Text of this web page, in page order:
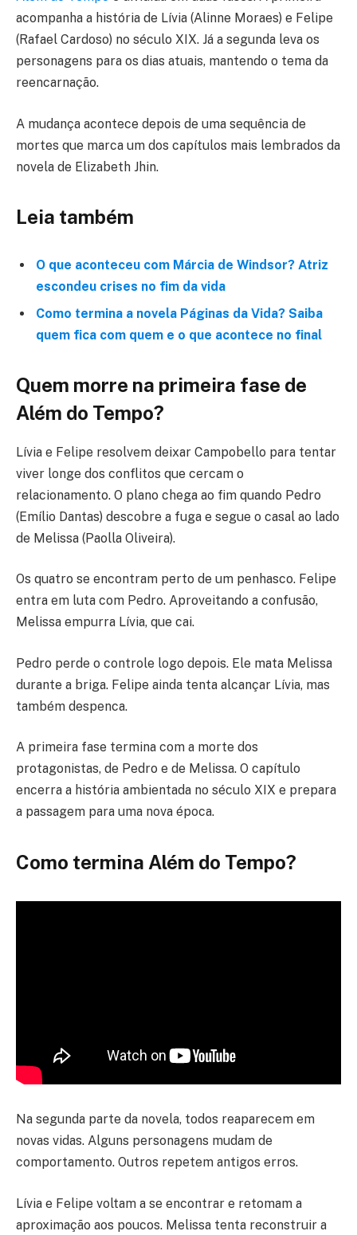
acompanha a história de Lívia (Alinne Moraes) e Felipe
(Rafael Cardoso) no século XIX. Já a segunda leva os
personagens para os dias atuais, mantendo o tema da
reencarnação.
A mudança acontece depois de uma sequência de
mortes que marca um dos capítulos mais lembrados da
novela de Elizabeth Jhin.
Leia também
O que aconteceu com Márcia de Windsor? Atriz
escondeu crises no fim da vida
Como termina a novela Páginas da Vida? Saiba
quem fica com quem e o que acontece no final
Quem morre na primeira fase de
Além do Tempo?
Lívia e Felipe resolvem deixar Campobello para tentar
viver longe dos conflitos que cercam o
relacionamento. O plano chega ao fim quando Pedro
(Emílio Dantas) descobre a fuga e segue o casal ao lado
de Melissa (Paolla Oliveira).
Os quatro se encontram perto de um penhasco. Felipe
entra em luta com Pedro. Aproveitando a confusão,
Melissa empurra Lívia, que cai.
Pedro perde o controle logo depois. Ele mata Melissa
durante a briga. Felipe ainda tenta alcançar Lívia, mas
também despenca.
A primeira fase termina com a morte dos
protagonistas, de Pedro e de Melissa. O capítulo
encerra a história ambientada no século XIX e prepara
a passagem para uma nova época.
Como termina Além do Tempo?
Na segunda parte da novela, todos reaparecem em
novas vidas. Alguns personagens mudam de
comportamento. Outros repetem antigos erros.
Lívia e Felipe voltam a se encontrar e retomam a
aproximação aos poucos. Melissa tenta reconstruir a